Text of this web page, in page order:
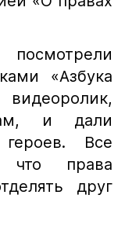
«Азбука
и дали
Все
права
друг